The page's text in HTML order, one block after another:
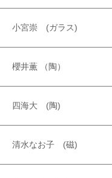
小宮崇 (ガラス)
櫻井薫 （陶）
四海大 (陶)
清水なお子 (磁)